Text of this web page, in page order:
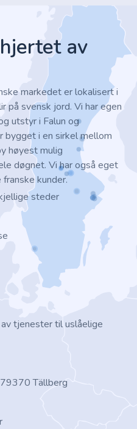
av
markedet er lokalisert i
på svensk jord. Vi har egen
utstyr i Falun og
i en sirkel mellom
høyest mulig
døgnet. Vi har også eget
kunder.
steder
tjenester til uslåelige
Tällberg